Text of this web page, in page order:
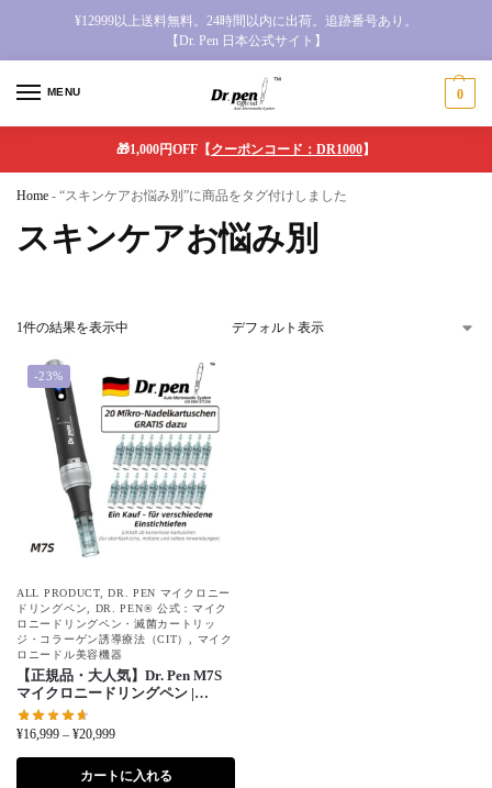
¥12999以上送料無料。24時間以内に出荷。追跡番号あり。
【Dr. Pen 日本公式サイト】
MENU 0
🎁1,000円OFF【クーポンコード：DR1000】
Home - “スキンケアお悩み別”に商品をタグ付けしました
スキンケアお悩み別
1件の結果を表示中
-23%
ALL PRODUCT,DR. PEN マイクロニー
ドリングペン
DR. PEN® 公式：マイク
ロニードリングペン・滅菌カートリッ
ジ・コラーゲン誘導療法（CIT）
マイク
ロニードル美容機器
【正規品・大人気】Dr. Pen M7S
マイクロニードリングペン |
16,000 RPM＋ギフトボックス＆
針カートリッジ 22本 無料付属
¥16,999 – ¥20,999
カートに入れる